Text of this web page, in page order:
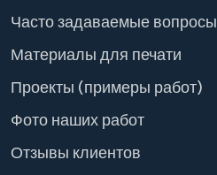
Часто задаваемые вопросы
Материалы для печати
Проекты (примеры работ)
Фото наших работ
Отзывы клиентов